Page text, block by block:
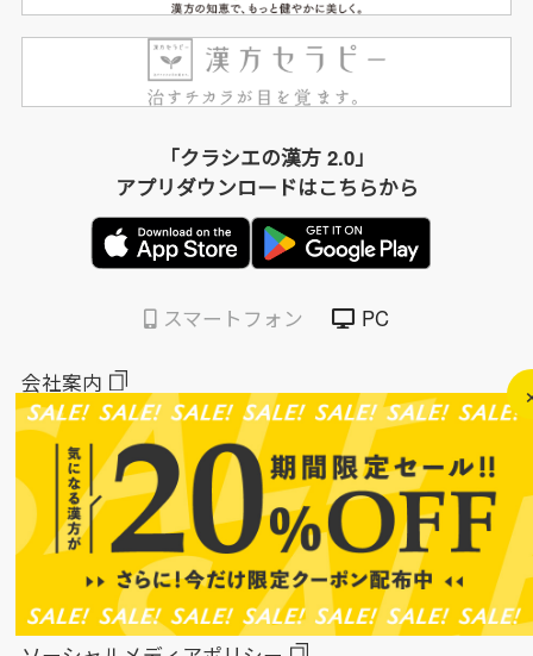
「クラシエの漢方 2.0」
アプリダウンロードはこちらから
スマートフォン PC
会社案内
会員規約
個人情報保護方針
特定商取引法に基づく表示
このサイトについて